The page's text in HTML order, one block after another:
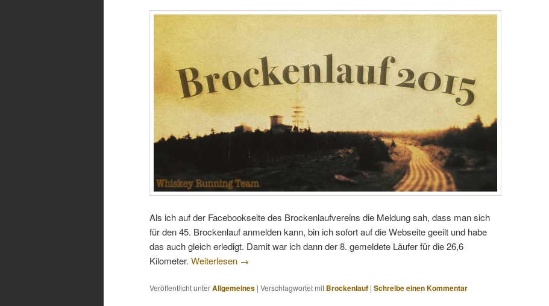
Als ich auf der Facebookseite des Brockenlaufvereins die Meldung sah, dass man sich
für den 45. Brockenlauf anmelden kann, bin ich sofort auf die Webseite geeilt und habe
das auch gleich erledigt. Damit war ich dann der 8. gemeldete Läufer für die 26,6
Kilometer. Weiterlesen →
Veröffentlicht unterAllgemeines | Verschlagwortet mit Brockenlauf | Schreibe einen Kommentar